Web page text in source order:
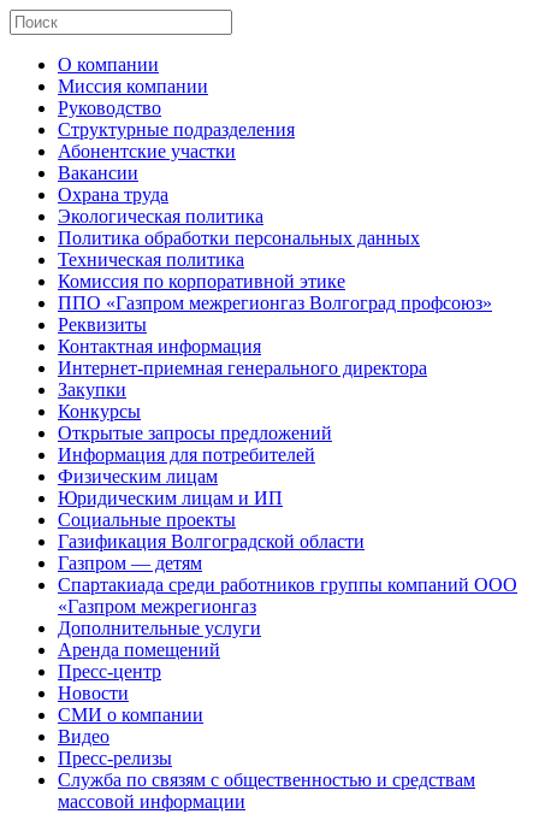
О компании
Миссия компании
Руководство
Структурные подразделения
Абонентские участки
Вакансии
Охрана труда
Экологическая политика
Политика обработки персональных данных
Техническая политика
Комиссия по корпоративной этике
ППО «Газпром межрегионгаз Волгоград профсоюз»
Реквизиты
Контактная информация
Интернет-приемная генерального директора
Закупки
Конкурсы
Открытые запросы предложений
Информация для потребителей
Физическим лицам
Юридическим лицам и ИП
Социальные проекты
Газификация Волгоградской области
Газпром — детям
Спартакиада среди работников группы компаний ООО
«Газпром межрегионгаз
Дополнительные услуги
Аренда помещений
Пресс-центр
Новости
СМИ о компании
Видео
Пресс-релизы
Служба по связям с общественностью и средствам
массовой информации